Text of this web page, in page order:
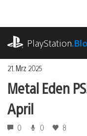
springen
PlayStation
21. Mrz 2025
Metal Eden
April
0 0 8